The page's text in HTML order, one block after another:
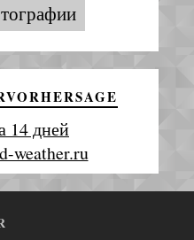
14 дней
weather.ru